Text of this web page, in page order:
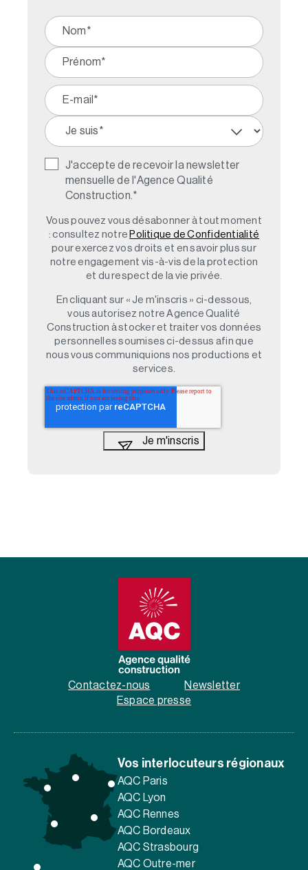
J'accepte de recevoir la newsletter
mensuelle de l'Agence Qualité
Construction. *
Vous pouvez vous désabonner à tout moment
: consultez notre Politique de Confidentialité
pour exercez vos droits et en savoir plus sur
notre engagement vis-à-vis de la protection
et du respect de la vie privée.
En cliquant sur « Je m'inscris » ci-dessous,
vous autorisez notre Agence Qualité
Construction à stocker et traiter vos données
personnelles soumises ci-dessus afin que
nous vous communiquions nos productions et
services.
Contactez-nous
Newsletter
Espace presse
Vos interlocuteurs régionaux
AQC Paris
AQC Lyon
AQC Rennes
AQC Bordeaux
AQC Strasbourg
AQC Outre-mer